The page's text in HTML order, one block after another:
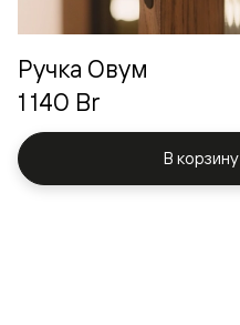
Ручка Овум
1 140 Br
В корзину